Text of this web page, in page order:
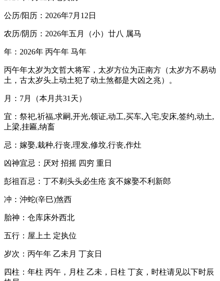
公历/阳历：2026年7月12日
农历/阴历：2026年五月（小）廿八 属马
年：2026年 丙午年 马年
丙午年太岁为文哲大将军，太岁方位为正南方（太岁方不易动
土，古太岁头上动土犯了动土煞都是大凶之兆）。
月：7月（本月共31天）
宜：祭祀,祈福,求嗣,开光,领证,动工,买车,入宅,安床,签约,动土,
上梁,挂匾,纳畜
忌：嫁娶,栽种,行丧,理发,修坟,行丧,作灶
凶神宜忌：厌对 招摇 四穷 重日
彭祖百忌：丁不剃头头必生疮 亥不嫁娶不利新郎
冲：沖蛇(辛巳)煞西
胎神：仓库床外西北
五行：屋上土 定执位
岁次：丙午年 乙未月 丁亥日
四柱：年柱 丙午，月柱 乙未，日柱 丁亥，时柱请见以下时辰